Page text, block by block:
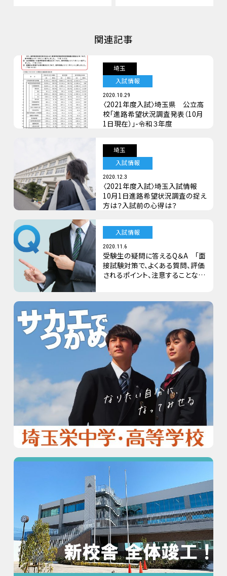
関連記事
埼玉
入試情報
2020.10.29
〈2021年度入試〉埼玉県 公立高
校「進路希望状況調査発表（10月
1日現在）」-令和３年度
埼玉
入試情報
2020.12.3
〈2021年度入試〉埼玉入試情報
10月1日進路希望状況調査の捉え
方は？入試前の心得は？
入試情報
2020.11.6
受験生の疑問に答えるQ＆A 「面
接試験対策で、よくある質問、評価
されるポイント、注意することなど